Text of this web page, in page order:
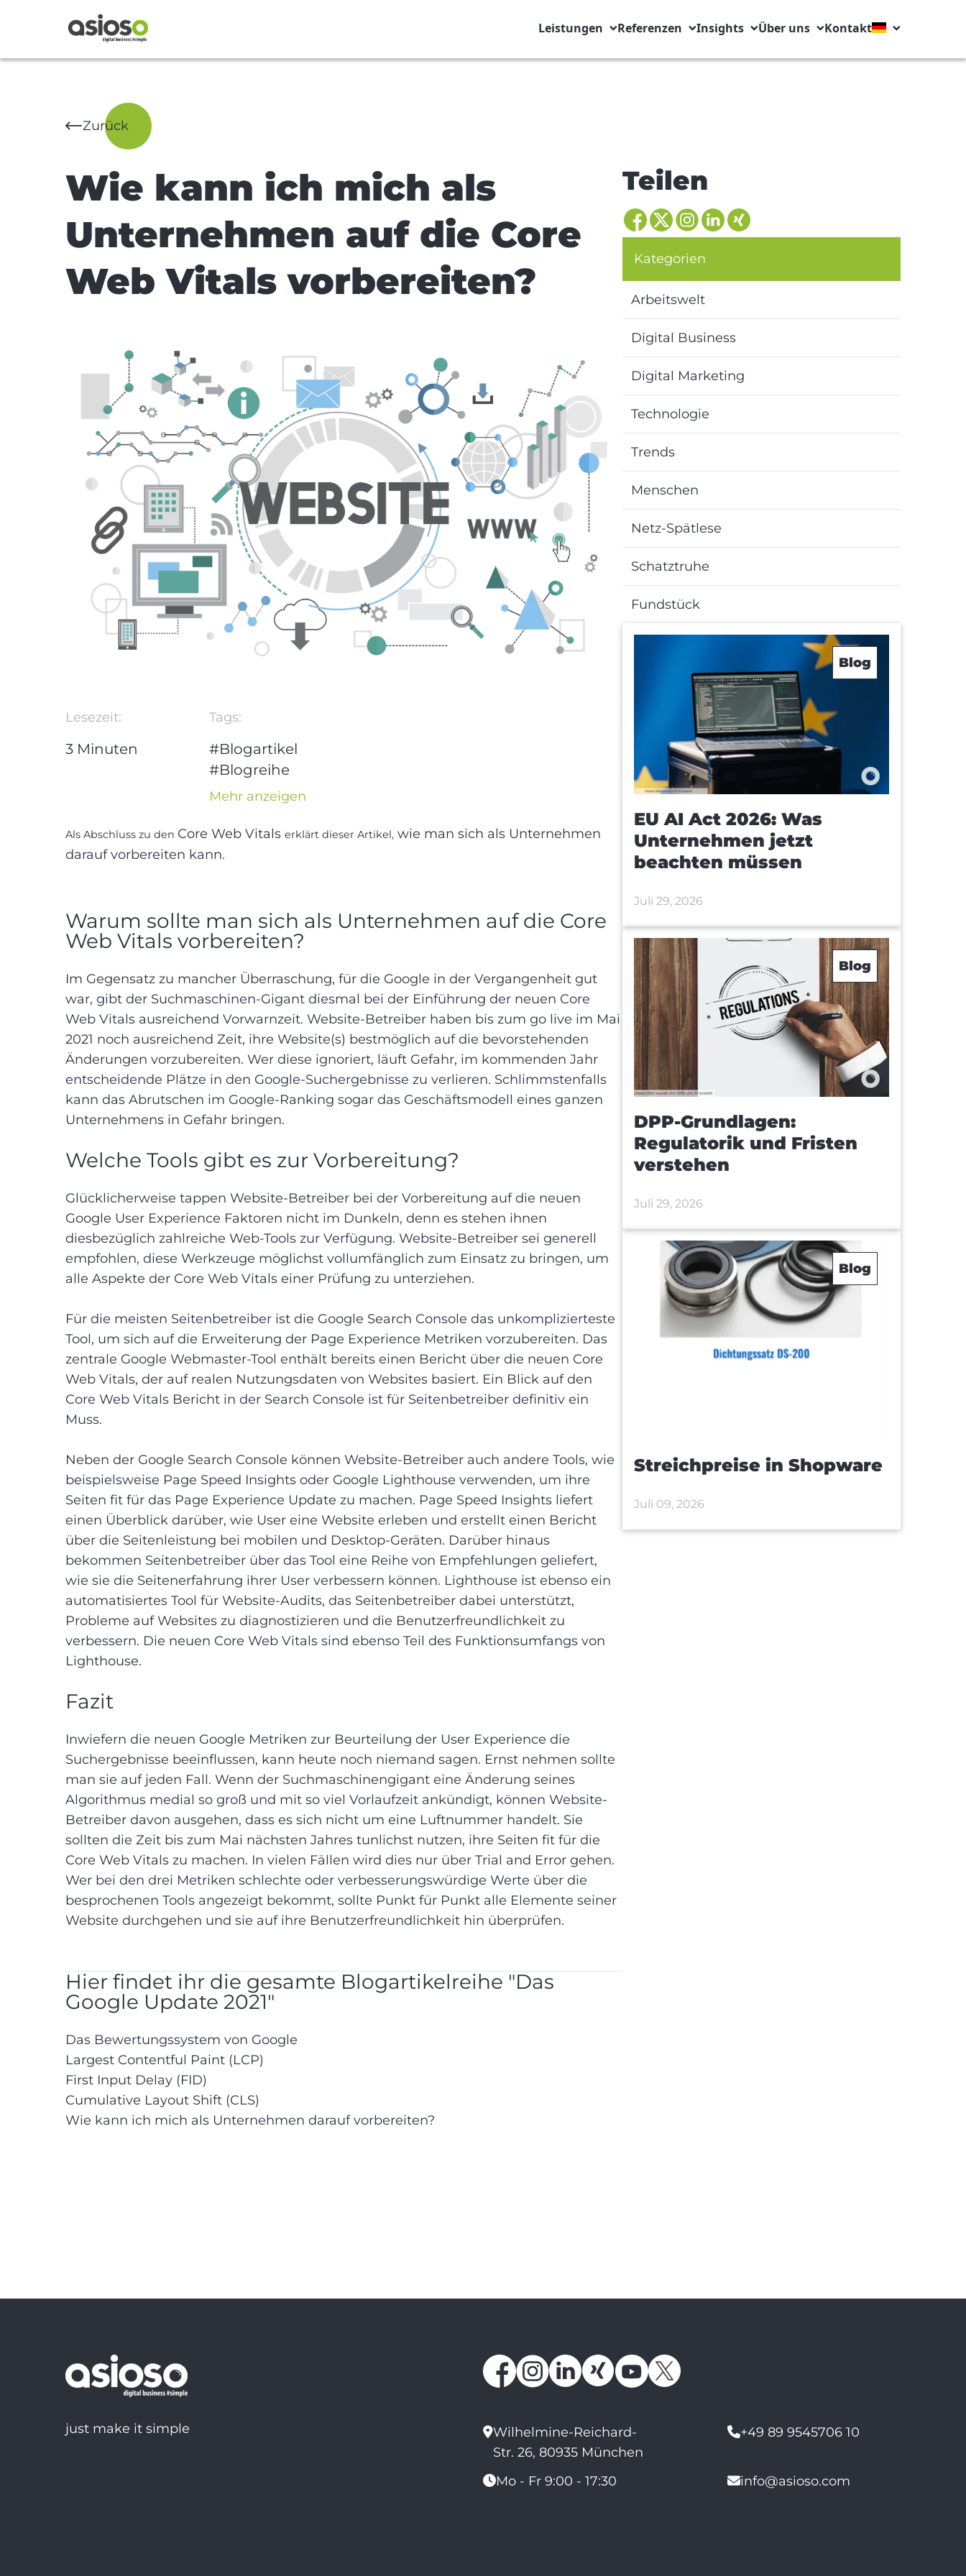
Leistungen Referenzen Insights Über uns Kontakt
Zurück
Wie kann ich mich als
Unternehmen auf die Core
Web Vitals vorbereiten?
Lesezeit:
3 Minuten
Tags:
#Blogartikel
#Blogreihe
Google Update
#Google
#Internet
Mehr anzeigen
Als Abschluss zu den Core Web Vitalserklärt dieser Artikel, wie man sich als Unternehmen
darauf vorbereiten kann.
Warum sollte man sich als Unternehmen auf die Core
Web Vitals vorbereiten?
Im Gegensatz zu mancher Überraschung, für die Google in der Vergangenheit gut
war, gibt der Suchmaschinen-Gigant diesmal bei der Einführung der neuen Core
Web Vitals ausreichend Vorwarnzeit. Website-Betreiber haben bis zum go live im Mai
2021 noch ausreichend Zeit, ihre Website(s) bestmöglich auf die bevorstehenden
Änderungen vorzubereiten. Wer diese ignoriert, läuft Gefahr, im kommenden Jahr
entscheidende Plätze in den Google-Suchergebnisse zu verlieren. Schlimmstenfalls
kann das Abrutschen im Google-Ranking sogar das Geschäftsmodell eines ganzen
Unternehmens in Gefahr bringen.
Welche Tools gibt es zur Vorbereitung?
Glücklicherweise tappen Website-Betreiber bei der Vorbereitung auf die neuen
Google User Experience Faktoren nicht im Dunkeln, denn es stehen ihnen
diesbezüglich zahlreiche Web-Tools zur Verfügung. Website-Betreiber sei generell
empfohlen, diese Werkzeuge möglichst vollumfänglich zum Einsatz zu bringen, um
alle Aspekte der Core Web Vitals einer Prüfung zu unterziehen.
Für die meisten Seitenbetreiber ist die Google Search Console das unkomplizierteste
Tool, um sich auf die Erweiterung der Page Experience Metriken vorzubereiten. Das
zentrale Google Webmaster-Tool enthält bereits einen Bericht über die neuen Core
Web Vitals, der auf realen Nutzungsdaten von Websites basiert. Ein Blick auf den
Core Web Vitals Bericht in der Search Console ist für Seitenbetreiber definitiv ein
Muss.
Neben der Google Search Console können Website-Betreiber auch andere Tools, wie
beispielsweise Page Speed Insights oder Google Lighthouse verwenden, um ihre
Seiten fit für das Page Experience Update zu machen. Page Speed Insights liefert
einen Überblick darüber, wie User eine Website erleben und erstellt einen Bericht
über die Seitenleistung bei mobilen und Desktop-Geräten. Darüber hinaus
bekommen Seitenbetreiber über das Tool eine Reihe von Empfehlungen geliefert,
wie sie die Seitenerfahrung ihrer User verbessern können. Lighthouse ist ebenso ein
automatisiertes Tool für Website-Audits, das Seitenbetreiber dabei unterstützt,
Probleme auf Websites zu diagnostizieren und die Benutzerfreundlichkeit zu
verbessern. Die neuen Core Web Vitals sind ebenso Teil des Funktionsumfangs von
Lighthouse.
Fazit
Inwiefern die neuen Google Metriken zur Beurteilung der User Experience die
Suchergebnisse beeinflussen, kann heute noch niemand sagen. Ernst nehmen sollte
man sie auf jeden Fall. Wenn der Suchmaschinengigant eine Änderung seines
Algorithmus medial so groß und mit so viel Vorlaufzeit ankündigt, können Website-
Betreiber davon ausgehen, dass es sich nicht um eine Luftnummer handelt. Sie
sollten die Zeit bis zum Mai nächsten Jahres tunlichst nutzen, ihre Seiten fit für die
Core Web Vitals zu machen. In vielen Fällen wird dies nur über Trial and Error gehen.
Wer bei den drei Metriken schlechte oder verbesserungswürdige Werte über die
besprochenen Tools angezeigt bekommt, sollte Punkt für Punkt alle Elemente seiner
Website durchgehen und sie auf ihre Benutzerfreundlichkeit hin überprüfen.
Hier findet ihr die gesamte Blogartikelreihe "Das
Google Update 2021"
Das Bewertungssystem von Google
Largest Contentful Paint (LCP)
First Input Delay (FID)
Cumulative Layout Shift (CLS)
Wie kann ich mich als Unternehmen darauf vorbereiten?
Teilen
Kategorien
Arbeitswelt
Digital Business
Digital Marketing
Technologie
Trends
Menschen
Netz-Spätlese
Schatztruhe
Fundstück
Blog
EU AI Act 2026: Was
Unternehmen jetzt
beachten müssen
Juli 29, 2026
Blog
DPP-Grundlagen:
Regulatorik und Fristen
verstehen
Juli 29, 2026
Blog
Streichpreise in Shopware
Juli 09, 2026
just make it simple
Wilhelmine-Reichard-
Str. 26, 80935 München
+49 89 9545706 10
Mo - Fr 9:00 - 17:30 info@asioso.com